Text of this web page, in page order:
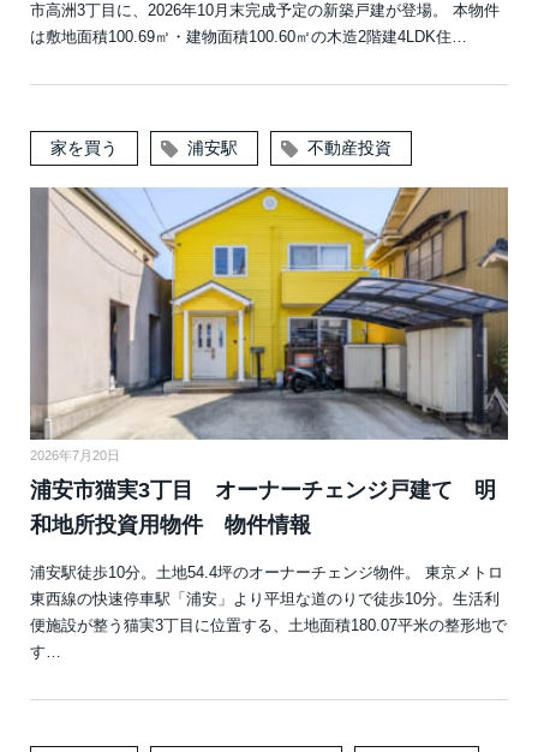
市高洲3丁目に、2026年10月末完成予定の新築戸建が登場。 本物件
は敷地面積100.69㎡・建物面積100.60㎡の木造2階建4LDK住…
家を買う 浦安駅 不動産投資
2026年7月20日
浦安市猫実3丁目 オーナーチェンジ戸建て 明
和地所投資用物件 物件情報
浦安駅徒歩10分。土地54.4坪のオーナーチェンジ物件。 東京メトロ
東西線の快速停車駅「浦安」より平坦な道のりで徒歩10分。生活利
便施設が整う猫実3丁目に位置する、土地面積180.07平米の整形地で
す…